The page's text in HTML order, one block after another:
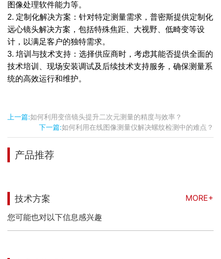
图像处理软件能力等。
2. 定制化解决方案：针对特定测量需求，普密斯提供定制化
远心镜头解决方案，包括特殊焦距、大视野、低畸变等设
计，以满足客户的独特需求。
3. 培训与技术支持：选择供应商时，考虑其能否提供全面的
技术培训、现场安装调试及后续技术支持服务，确保测量系
统的高效运行和维护。
上一篇:如何利用变倍镜头提升二次元测量的精度与效率？
下一篇:如何利用在线图像测量仪解决螺纹检测中的难点？
产品推荐
技术方案
MORE+
您可能也对以下信息感兴趣